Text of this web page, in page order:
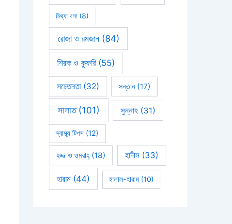
মিথ্যা বলা(8)
রোজা ও রমজান(84)
শিরক ও কুফরি(55)
সচেতনতা(32) সন্তান(17)
সালাত(101) সুন্নাহ(31)
স্বাস্থ্য টিপস (12)
হজ্জ ও ওমরাহ্‌(18) হাদীস (33)
হারাম (44) হালাল-হারাম (10)